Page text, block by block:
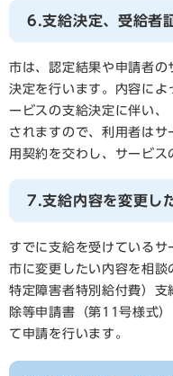
6.支給決定、受給者
市は、認定結果や申請者
決定を行います。内容に
ービスの支給決定に伴い
されますので、利用者はサ
用契約を交わし、サービス
7.支給内容を変更し
すでに支給を受けているサ
市に変更したい内容を相
特定障害者特別給付費）
除等申請書（第11号様式
て申請を行います。